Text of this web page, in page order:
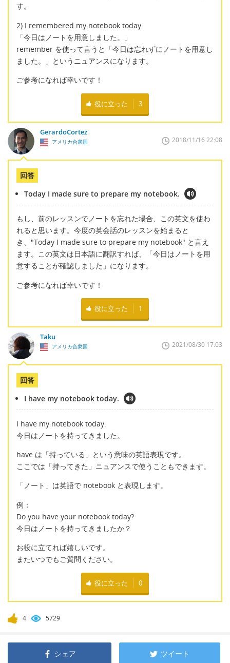
す。
2) I remembered my notebook today.
「今日はノートを用意しました。」
remember を使って言うと「今日は忘れずにノートを用意し
ました。」というニュアンスになります。
ご参考になれば幸いです！
役に立った 3
GerardoCortez
アメリカ合衆国 2018/11/16 22:08
回答
Today I made sure to prepare my notebook.
もし、前のレッスンでノートを忘れた場合、この英文を使わ
れると思います。今度の英会話のレッスンを始まると
き、"Today I made sure to prepare my notebook" と言え
ます。この英文は日本語に翻訳すれば、「今日はノートを用
意することが確認しました」になります。
ご参考になれば幸いです！
役に立った 1
Taku
アメリカ合衆国 2021/08/30 17:03
回答
I have my notebook today.
I have my notebook today.
今日はノートを持ってきました。
have は「持っている」という意味の英語表現です。
ここでは「持ってきた」ニュアンスで使うこともできます。
「ノート」は英語で notebook と表現します。
例：
Do you have your notebook today?
今日はノートを持ってきましたか？
お役に立てれば嬉しいです。
またいつでもご質問ください。
役に立った 0
4 5729
シェア ツイート